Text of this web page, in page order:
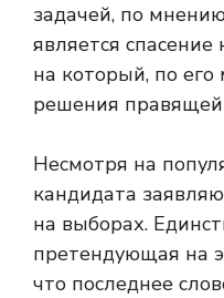
задачей, по
является спасение
на который, по
решения
Несмотря на
кандидата
на выборах.
претендующая на
что последнее